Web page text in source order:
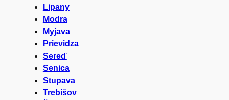
Lipany
Modra
Myjava
Prievidza
Sereď
Senica
Stupava
Trebišov